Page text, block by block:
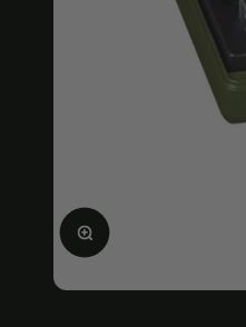
Bild vergrößern